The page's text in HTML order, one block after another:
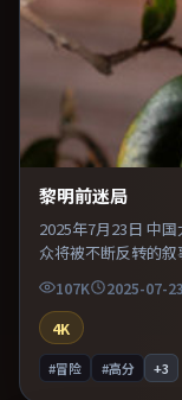
黎明前迷局
2025年7月23日 中
众将被不断反转的
动机提供可信支撑
不俗。
107K 2025-07-23
4K
#冒险 #高分 +3